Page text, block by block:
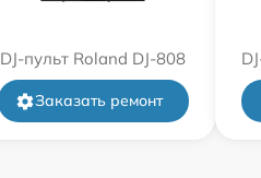
DJ-пульт Roland DJ-808
Заказать ремонт